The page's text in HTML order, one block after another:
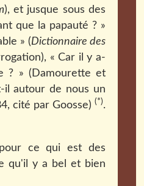
), et jusque sous des
que la papauté ? »
» (Dictionnaire des
« Car il y a-
? » (Damourette et
il autour de nous un
cité par Goosse)(*).
ce qui est des
qu'il y a bel et bien